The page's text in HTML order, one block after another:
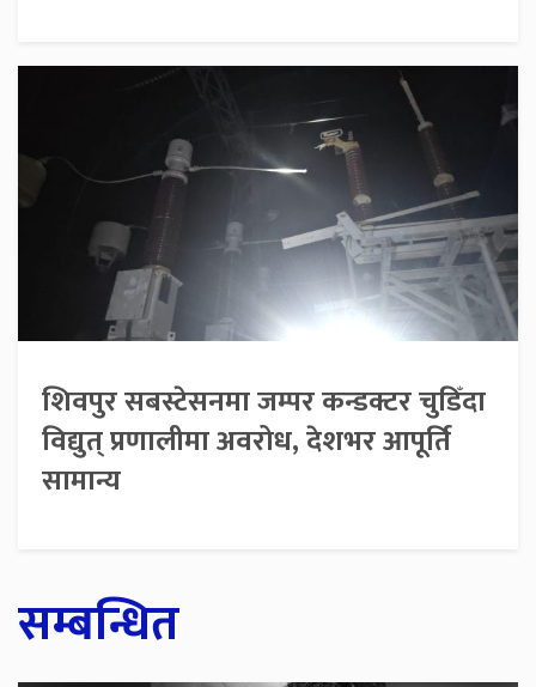
शिवपुर सबस्टेसनमा जम्पर कन्डक्टर चुडिँदा
विद्युत् प्रणालीमा अवरोध, देशभर आपूर्ति
सामान्य
सम्बन्धित